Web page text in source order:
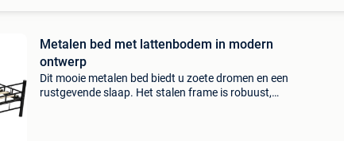
Metalen bed met lattenbodem in modern
ontwerp
Dit mooie metalen bed biedt u zoete dromen en een
rustgevende slaap. Het stalen frame is robuust,